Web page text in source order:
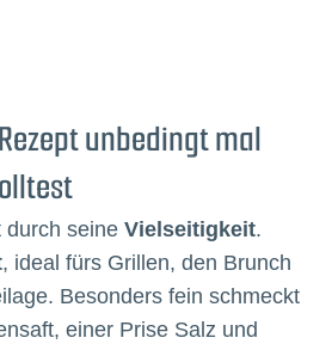
unbedingt mal
durch seine Vielseitigkeit.
, ideal fürs Grillen, den Brunch
Besonders fein schmeckt
einer Prise Salz und